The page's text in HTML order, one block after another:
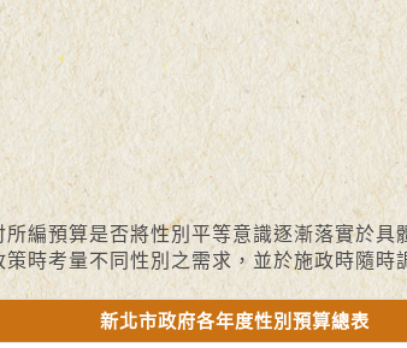
預算是否將性別平等意識逐漸落實於具
時考量不同性別之需求，並於施政時隨時
新北市政府各年度性別預算總表